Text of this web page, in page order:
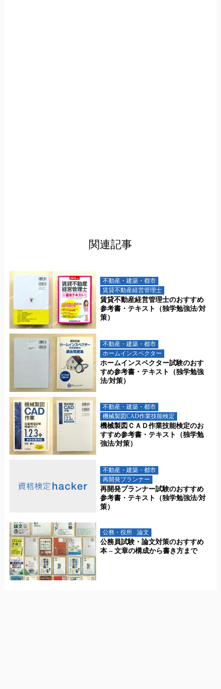
関連記事
不動産・建築・都市
賃貸不動産経営管理士
賃貸不動産経営管理士のおすすめ
参考書・テキスト（独学勉強法/対
策）
不動産・建築・都市
ホームインスペクター
ホームインスペクター試験のおす
すめ参考書・テキスト（独学勉強
法/対策）
不動産・建築・都市
機械製図CAD作業技能検定
機械製図ＣＡＤ作業技能検定のお
すすめ参考書・テキスト（独学勉
強法/対策）
不動産・建築・都市
再開発プランナー
再開発プランナー試験のおすすめ
参考書・テキスト（独学勉強法/対
策）
公務・役所 論文
公務員試験・論文対策のおすすめ
本 – 文章の構成から書き方まで